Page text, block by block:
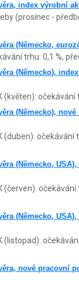
index výrobní
(prosinec -
(Německo,
trhu: 0,1 %,
(Německo),
(květen):
(Německo),
(duben):
(Německo,
(červen):
(Německo,
(listopad):
nové pracovní